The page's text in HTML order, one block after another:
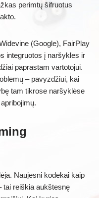
perimtų šifruotus
(Google), FairPlay
integruotos į naršykles ir
paprastam vartotojui.
– pavyzdžiui, kai
tam tikrose naršyklėse
Naujesni kodekai kaip
tai reiškia aukštesnę